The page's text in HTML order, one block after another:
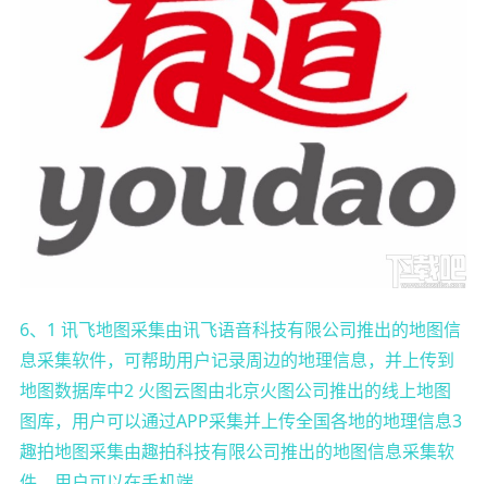
6、1 讯飞地图采集由讯飞语音科技有限公司推出的地图信
息采集软件，可帮助用户记录周边的地理信息，并上传到
地图数据库中2 火图云图由北京火图公司推出的线上地图
图库，用户可以通过APP采集并上传全国各地的地理信息3
趣拍地图采集由趣拍科技有限公司推出的地图信息采集软